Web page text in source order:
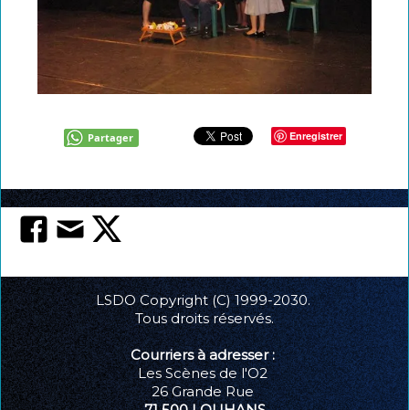
La carte club LSDO
Intégrer LSDO
Créez l'évènement
Coulisses : Statuts, réglement intérieur
Partager Enregistrer
LSDO Copyright (C) 1999-2030.
Tous droits réservés.
Courriers à adresser :
Les Scènes de l'O2
26 Grande Rue